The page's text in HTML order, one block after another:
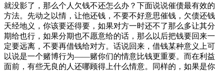
就没影了，那么个人欠钱不还怎么办？下面说说催债最有效的
方法。先动之以情，让他还钱，不要不好意思催钱，欠债还钱
天经地义，你该要还得要，如果对方一时还不了那么多让其分
期给也行，如果分期也不愿意给的话，那么以后把钱要回来一
定要远离，不要再借钱给对方。话说回来，借钱某种意义上可
以说是一个赌博行为——赌你们的情意比钱更重要。而在利益
面前，有些无良的人还哪顾得上什么情意。同样的，如果是你